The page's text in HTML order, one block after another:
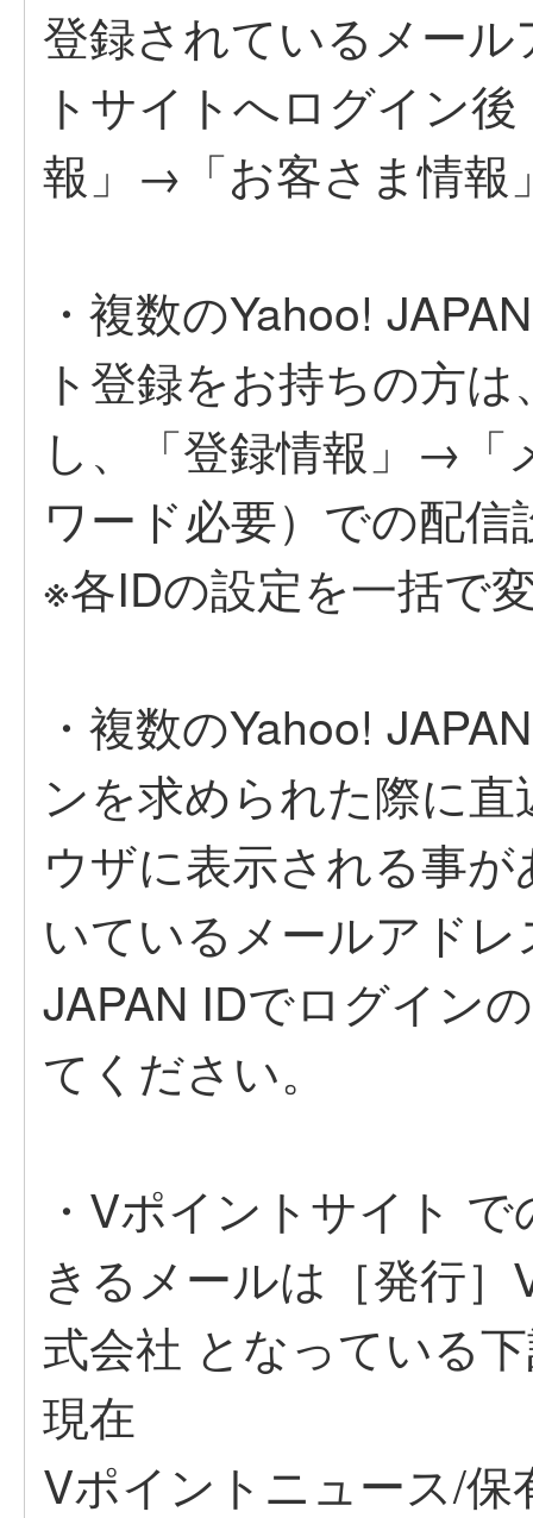
登録されているメー
トサイトへログイン
報」→「お客さま情
・複数のYahoo!
ト登録をお持ちの方
し、「登録情報」→「
ワード必要）での配
※各IDの設定を一括で
・複数のYahoo!
ンを求められた際に
ウザに表示される事
いているメールアド
JAPAN IDでログイン
てください。
・Vポイントサイト
きるメールは［発行
式会社 となっている
現在
Vポイントニュース/